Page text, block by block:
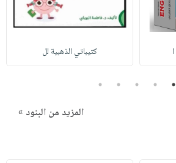
كتيباتي الذهبية لل
1
2
3
4
5
المزيد من البنود »